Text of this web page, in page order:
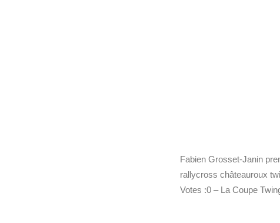
Fabien Grosset-Janin
rallycross châteauroux
Votes :0 – La Coupe